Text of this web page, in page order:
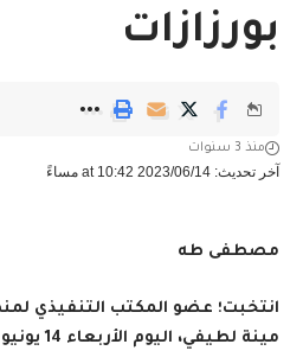
بورزازات
آخر تحديث: 2023/06/14 at 10:42 مساءً
منذ 3 سنوات
مصطفى طه
انتخبت؛ عضو المكتب التنفيذي